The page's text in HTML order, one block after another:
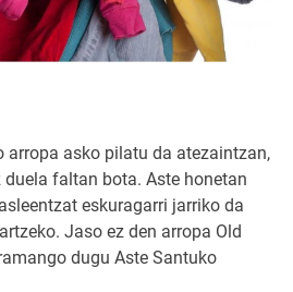
arropa asko pilatu da atezaintzan,
faltan bota. Aste honetan
eskuragarri jarriko da
Jaso ez den arropa Old
dugu Aste Santuko